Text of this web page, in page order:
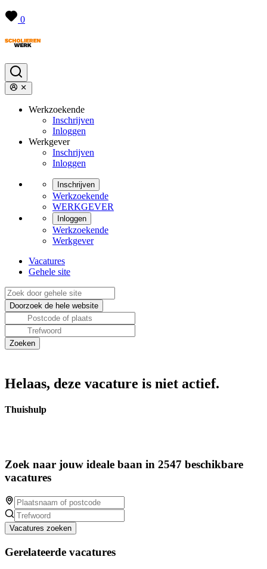
0
Werkzoekende
Inschrijven
Inloggen
Werkgever
Inschrijven
Inloggen
Inschrijven
Werkzoekende
WERKGEVER
Inloggen
Werkzoekende
Werkgever
Vacatures
Gehele site
Helaas, deze vacature is niet actief.
Thuishulp
Zoek naar jouw ideale baan in 2547 beschikbare
vacatures
Vacatures zoeken
Gerelateerde vacatures